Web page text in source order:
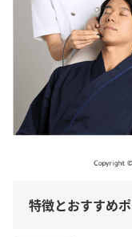
特徴とおすすめ